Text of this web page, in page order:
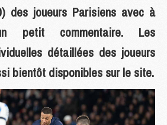
des joueurs Parisiens avec à
petit commentaire. Les
détaillées des joueurs
bientôt disponibles sur le site.